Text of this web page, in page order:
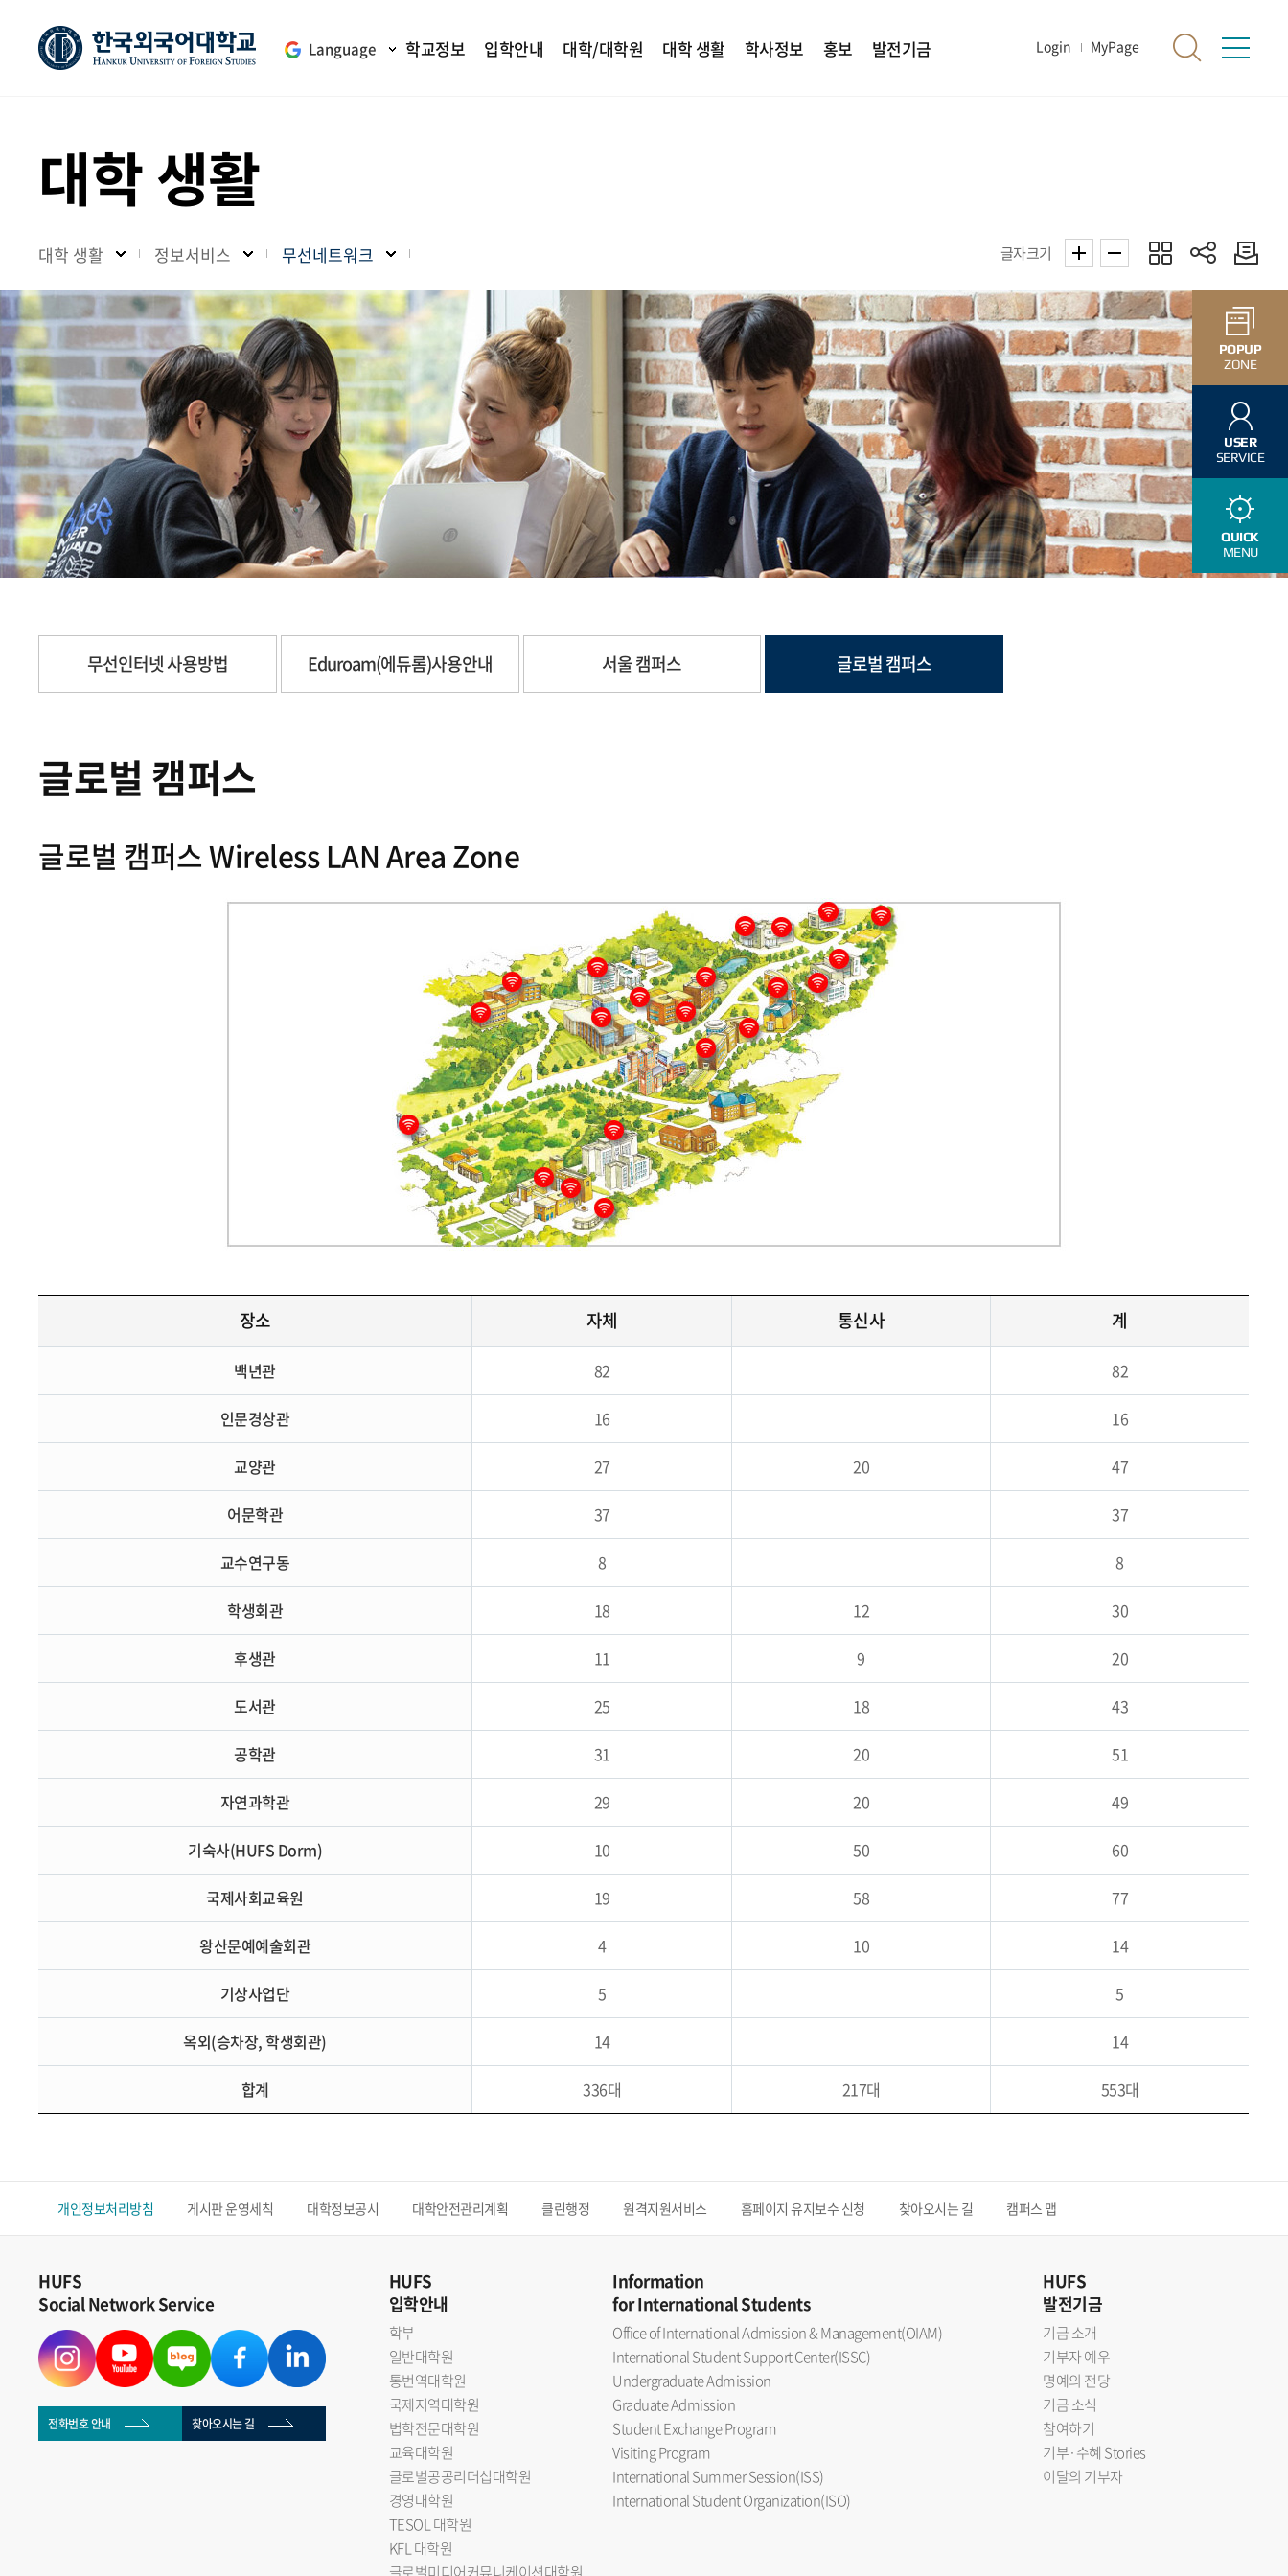
Language 학교정보 입학안내 대학/대학원 대학 생활 학사정보 홍보 발전기금 Login MyPage
POPUP
ZONE
USER
SERVICE
QUICK
MENU
대학 생활
대학 생활 정보서비스 무선네트워크 글자크기
무선인터넷 사용방법 Eduroam(에듀롬)사용안내 서울 캠퍼스 글로벌 캠퍼스
글로벌 캠퍼스
글로벌 캠퍼스 Wireless LAN Area Zone
장소 자체 통신사 계
백년관 82 82
인문경상관 16 16
교양관 27 20 47
어문학관 37 37
교수연구동 8 8
학생회관 18 12 30
후생관 11 9 20
도서관 25 18 43
공학관 31 20 51
자연과학관 29 20 49
기숙사(HUFS Dorm) 10 50 60
국제사회교육원 19 58 77
왕산문예예술회관 4 10 14
기상사업단 5 5
옥외(승차장, 학생회관) 14 14
합계 336대 217대 553대
개인정보처리방침 게시판 운영세칙 대학정보공시 대학안전관리계획 클린행정 원격지원서비스 홈페이지 유지보수 신청 찾아오시는 길 캠퍼스 맵
HUFS
Social Network Service
전화번호 안내 찾아오시는 길
HUFS
입학안내
학부
일반대학원
통번역대학원
국제지역대학원
법학전문대학원
교육대학원
글로벌공공리더십대학원
경영대학원
TESOL 대학원
KFL 대학원
Information
for International Students
Office of International Admission & Management(OIAM)
International Student Support Center(ISSC)
Undergraduate Admission
Graduate Admission
Student Exchange Program
Visiting Program
International Summer Session(ISS)
International Student Organization(ISO)
HUFS
발전기금
기금 소개
기부자 예우
명예의 전당
기금 소식
참여하기
기부·수혜 Stories
이달의 기부자